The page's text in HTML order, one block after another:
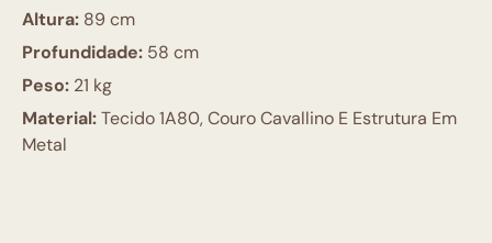
Altura: 89 cm
Profundidade: 58 cm
Peso: 21 kg
Material:Tecido 1A80, Couro Cavallino E Estrutura Em
Metal